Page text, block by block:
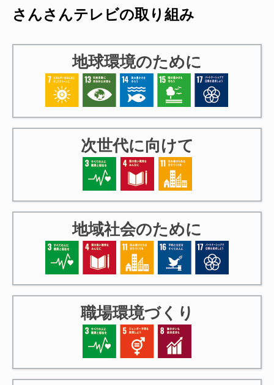
さんさんテレビの取り組み
地球環境のために
次世代に向けて
地域社会のために
職場環境づくり